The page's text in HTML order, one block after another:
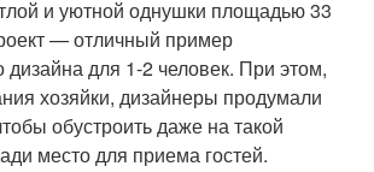
и уютной однушки площадью 33
— отличный пример
дизайна для 1-2 человек. При этом,
хозяйки, дизайнеры продумали
обустроить даже на такой
место для приема гостей.